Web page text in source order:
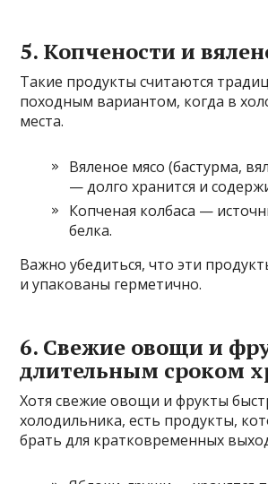
5. Копчености и
Такие продукты считаются
походным вариантом, когда в
места.
Вяленое мясо (бастурма,
— долго хранится и
Копченая колбаса —
белка.
Важно убедиться, что эти
и упакованы герметично.
6. Свежие овощи и
длительным сроком
Хотя свежие овощи и фрукты
холодильника, есть продукты,
брать для кратковременных